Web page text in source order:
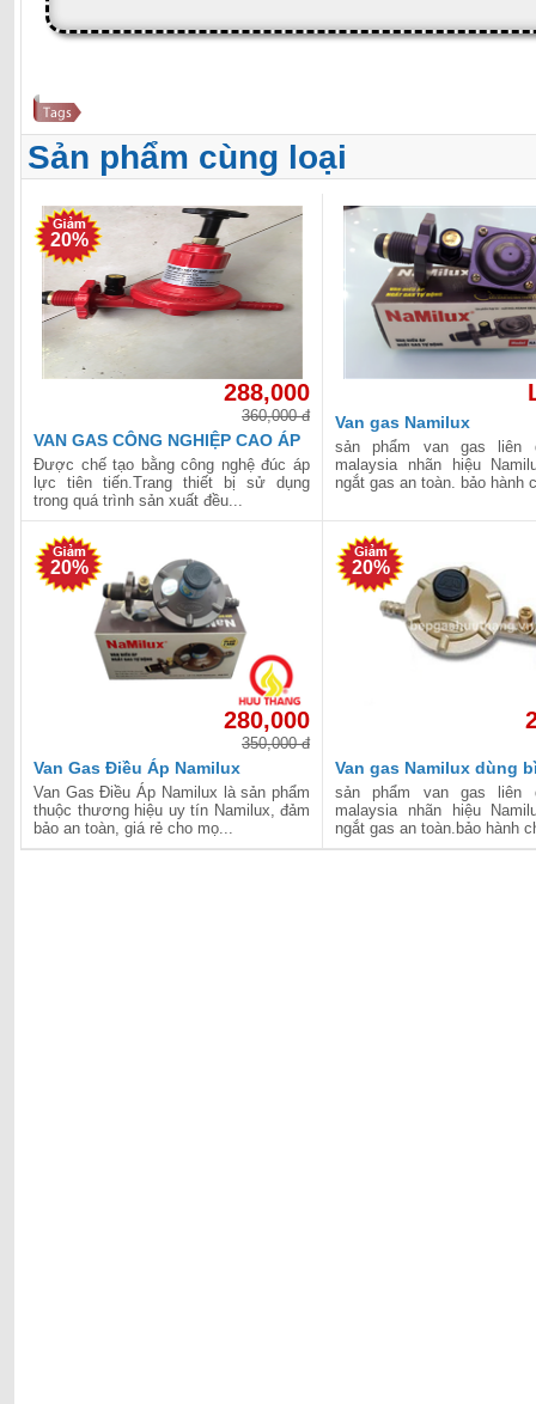
Sản phẩm cùng loại
20%
288,000
360,000 đ
VAN GAS CÔNG NGHIỆP CAO ÁP
NAMILUX NA-538SH
Được chế tạo bằng công nghệ đúc áp
lực tiên tiến.Trang thiết bị sử dụng
trong quá trình sản xuất đều...
Van gas Namilux
sản phẩm van gas liên
malaysia nhãn hiệu
ngắt gas an toàn. bảo hành
20%
280,000
350,000 đ
Van Gas Điều Áp Namilux
Van Gas Điều Áp Namilux là sản phẩm
thuộc thương hiệu uy tín Namilux, đảm
bảo an toàn, giá rẻ cho mọ...
20%
Van gas Namilux dùng
sản phẩm van gas liên
malaysia nhãn hiệu
ngắt gas an toàn.bảo hành